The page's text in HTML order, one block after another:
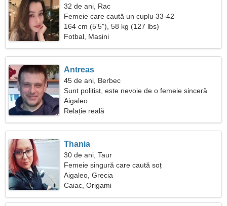
32 de ani, Rac
Femeie care caută un cuplu 33-42
164 cm (5'5"), 58 kg (127 lbs)
Fotbal, Mașini
Antreas
45 de ani, Berbec
Sunt polițist, este nevoie de o femeie sinceră
Aigaleo
Relație reală
Thania
30 de ani, Taur
Femeie singură care caută soț
Aigaleo, Grecia
Caiac, Origami